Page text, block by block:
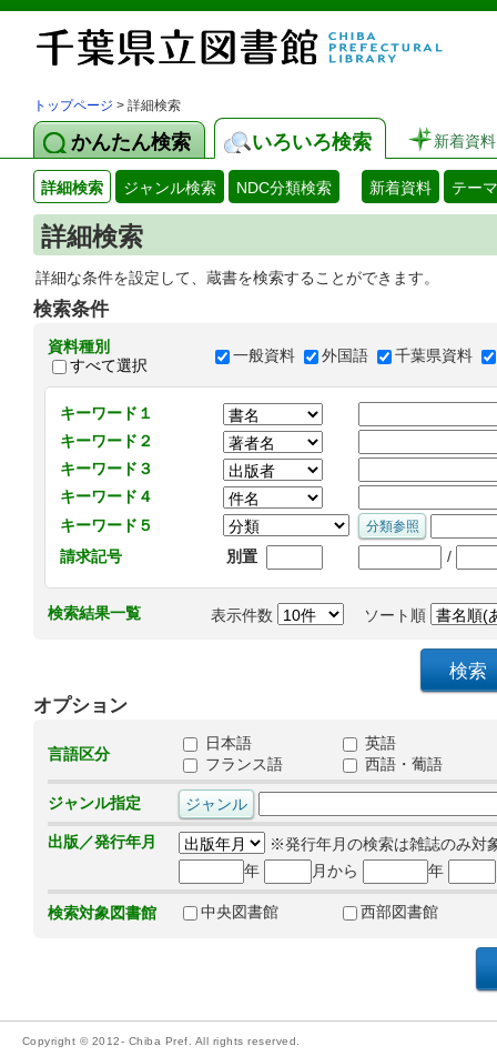
トップページ > 詳細検索
かんたん検索 いろいろ検索 新着資料
詳細検索 ジャンル検索 NDC分類検索 新着資料 テー
詳細検索
詳細な条件を設定して、蔵書を検索することができます。
検索条件
資料種別
すべて選択
一般資料 外国語 千葉県資料
キーワード１
キーワード２
キーワード３
キーワード４
キーワード５
請求記号
別置 /
検索結果一覧 表示件数 ソート順
オプション
言語区分
日本語
英語
フランス語
西語・葡語
ジャンル指定
出版／発行年月
※発行年月の検索は雑誌のみ対
年
月から 年
検索対象図書館 中央図書館 西部図書館
Copyright © 2012- Chiba Pref. All rights reserved.